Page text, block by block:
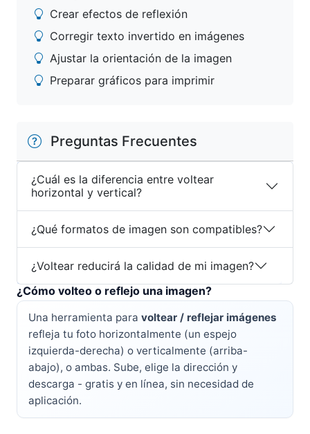
Crear efectos de reflexión
Corregir texto invertido en imágenes
Ajustar la orientación de la imagen
Preparar gráficos para imprimir
Preguntas Frecuentes
¿Cuál es la diferencia entre voltear
horizontal y vertical?
¿Qué formatos de imagen son compatibles?
¿Voltear reducirá la calidad de mi imagen?
¿Cómo volteo o reflejo una imagen?
Una herramienta para voltear / reflejar imágenes
refleja tu foto horizontalmente (un espejo
izquierda-derecha) o verticalmente (arriba-
abajo), o ambas. Sube, elige la dirección y
descarga - gratis y en línea, sin necesidad de
aplicación.